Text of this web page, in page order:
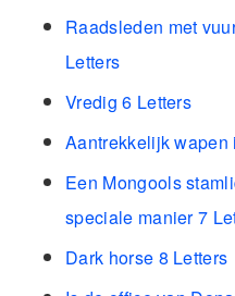
Raadsleden met
Letters
Vredig 6 Letters
Aantrekkelijk wapen
Een Mongools
speciale manier 7
Dark horse 8 Letters